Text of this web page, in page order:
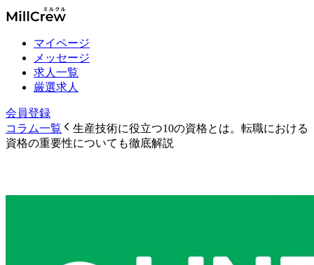
マイページ
メッセージ
求人一覧
厳選求人
会員登録
コラム一覧
生産技術に役立つ10の資格とは。転職における
資格の重要性についても徹底解説